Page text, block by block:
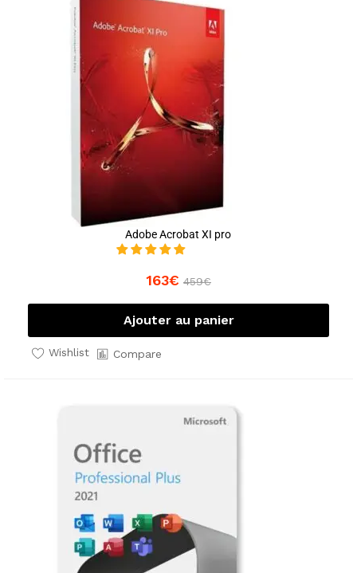
Adobe Acrobat XI pro
163€ 459€
Ajouter au panier
Wishlist Compare